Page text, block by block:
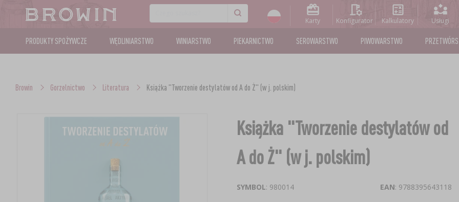
Karty Konfigurator Kalkulatory Usługi
PRODUKTY SPOŻYWCZE WĘDLINIARSTWO WINIARSTWO PIEKARNICTWO SEROWARSTWO PIWOWARSTWO
Browin Gorzelnictwo Literatura Książka "Tworzenie destylatów od A do Ż" (w j. polskim)
Książka "Tworzenie destylatów od
A do Ż" (w j. polskim)
SYMBOL: 980014 EAN: 9788395643118